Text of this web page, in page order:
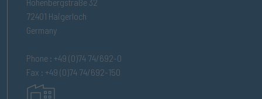
72401 Haigerloch
Germany
Phone : +49 (0)74 74/692-0
Fax : +49 (0)74 74/692-150